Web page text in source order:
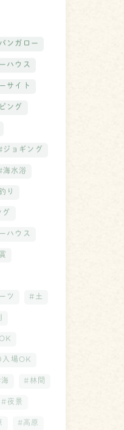
ンガロー
ハウス
サイト
ング
ジョギング
海水浴
り
グ
ハウス
ツ #土
入場OK
#林間
#夜景
#高原